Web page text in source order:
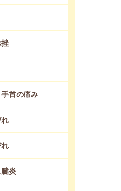
挫
首の痛み
れ
れ
腱炎